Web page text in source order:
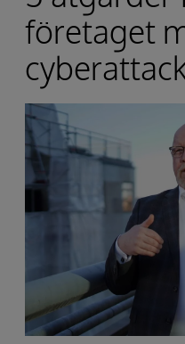
företaget